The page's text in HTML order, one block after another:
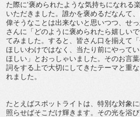
た際に'褒められたような気持ちになれる
いただきました。誰かを褒めるだなんて
偉そうなことは出来ないと思いつつ、せ
さんに「どのように褒められたら嬉しい
てみました。すると、皆さん口を揃えて
ほしいわけではなく、当たり前にやって
ほしい」とおっしゃいました。そのお言
詞をする上で大切にしてきたテーマと重
れました。
たとえばスポットライトは、特別な対象
照らせばそこだけ輝きます。その光を浴